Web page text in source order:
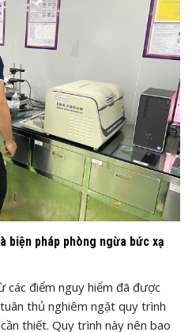
biện pháp phòng ngừa bức xạ
điểm nguy hiểm đã được
thủ nghiêm ngặt quy trình
thiết. Quy trình này nên bao